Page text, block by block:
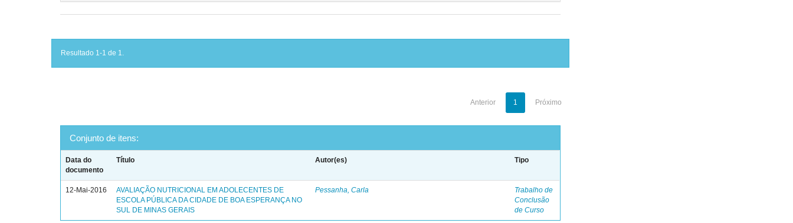
Resultado 1-1 de 1.
Anterior 1 Próximo
Conjunto de itens:
Data do
documento
Título Autor(es) Tipo
12-Mai-2016
AVALIAÇÃO NUTRICIONAL EM ADOLECENTES DE
ESCOLA PÚBLICA DA CIDADE DE BOA ESPERANÇA NO
SUL DE MINAS GERAIS
Pessanha, Carla
Trabalho de
Conclusão
de Curso